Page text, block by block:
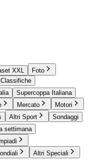
XXL
Foto
Supercoppa Italiana
Mercato
Motori
Altri Sport
Sondaggi
settimana
Altri Speciali